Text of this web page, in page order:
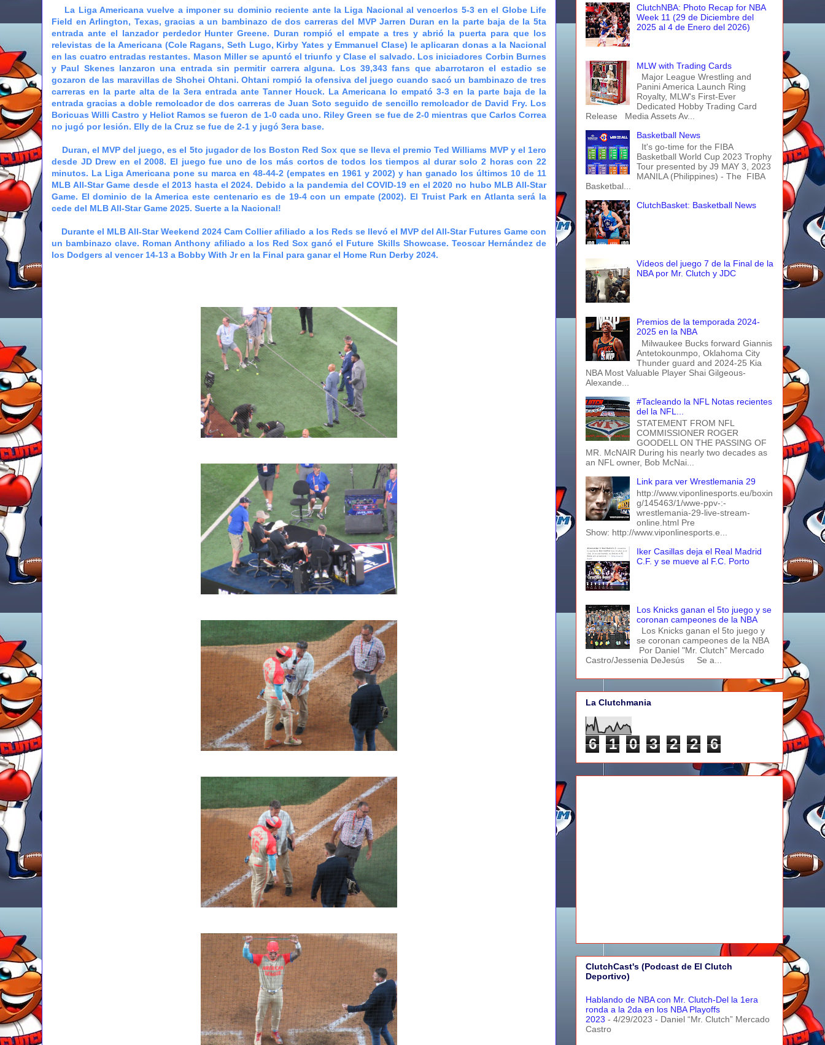
La Liga Americana vuelve a imponer su dominio reciente ante la Liga Nacional al vencerlos 5-3 en el Globe Life
Field en Arlington, Texas, gracias a un bambinazo de dos carreras del MVP Jarren Duran en la parte baja de la 5ta
entrada ante el lanzador perdedor Hunter Greene. Duran rompió el empate a tres y abrió la puerta para que los
relevistas de la Americana (Cole Ragans, Seth Lugo, Kirby Yates y Emmanuel Clase) le aplicaran donas a la Nacional
en las cuatro entradas restantes. Mason Miller se apuntó el triunfo y Clase el salvado. Los iniciadores Corbin Burnes
y Paul Skenes lanzaron una entrada sin permitir carrera alguna. Los 39,343 fans que abarrotaron el estadio se
gozaron de las maravillas de Shohei Ohtani. Ohtani rompió la ofensiva del juego cuando sacó un bambinazo de tres
carreras en la parte alta de la 3era entrada ante Tanner Houck. La Americana lo empató 3-3 en la parte baja de la
entrada gracias a doble remolcador de dos carreras de Juan Soto seguido de sencillo remolcador de David Fry. Los
Boricuas Willi Castro y Heliot Ramos se fueron de 1-0 cada uno. Riley Green se fue de 2-0 mientras que Carlos Correa
no jugó por lesión. Elly de la Cruz se fue de 2-1 y jugó 3era base.
Duran, el MVP del juego, es el 5to jugador de los Boston Red Sox que se lleva el premio Ted Williams MVP y el 1ero
desde JD Drew en el 2008. El juego fue uno de los más cortos de todos los tiempos al durar solo 2 horas con 22
minutos. La Liga Americana pone su marca en 48-44-2 (empates en 1961 y 2002) y han ganado los últimos 10 de 11
MLB All-Star Game desde el 2013 hasta el 2024. Debido a la pandemia del COVID-19 en el 2020 no hubo MLB All-Star
Game. El dominio de la America este centenario es de 19-4 con un empate (2002). El Truist Park en Atlanta será la
cede del MLB All-Star Game 2025. Suerte a la Nacional!
Durante el MLB All-Star Weekend 2024 Cam Collier afiliado a los Reds se llevó el MVP del All-Star Futures Game con
un bambinazo clave. Roman Anthony afiliado a los Red Sox ganó el Future Skills Showcase. Teoscar Hernández de
los Dodgers al vencer 14-13 a Bobby With Jr en la Final para ganar el Home Run Derby 2024.
ClutchNBA: Photo Recap for NBA
Week 11 (29 de Diciembre del
2025 al 4 de Enero del 2026)
MLW with Trading Cards
Major League Wrestling and
Panini America Launch Ring
Royalty, MLW's First-Ever
Dedicated Hobby Trading Card
Release Media Assets Av...
Basketball News
It's go-time for the FIBA
Basketball World Cup 2023 Trophy
Tour presented by J9 MAY 3, 2023
MANILA (Philippines) - The FIBA
Basketbal...
ClutchBasket: Basketball News
Vídeos del juego 7 de la Final de la
NBA por Mr. Clutch y JDC
Premios de la temporada 2024-
2025 en la NBA
Milwaukee Bucks forward Giannis
Antetokounmpo, Oklahoma City
Thunder guard and 2024-25 Kia
NBA Most Valuable Player Shai Gilgeous-
Alexande...
#Tacleando la NFL Notas recientes
del la NFL...
STATEMENT FROM NFL
COMMISSIONER ROGER
GOODELL ON THE PASSING OF
MR. McNAIR During his nearly two decades as
an NFL owner, Bob McNai...
Link para ver Wrestlemania 29
http://www.viponlinesports.eu/boxin
g/145463/1/wwe-ppv-:-
wrestlemania-29-live-stream-
online.html Pre
Show: http://www.viponlinesports.e...
Iker Casillas deja el Real Madrid
C.F. y se mueve al F.C. Porto
Los Knicks ganan el 5to juego y se
coronan campeones de la NBA
Los Knicks ganan el 5to juego y
se coronan campeones de la NBA
Por Daniel "Mr. Clutch" Mercado
Castro/Jessenia DeJesús Se a...
La Clutchmania
6 1 0 3 2 2 6
ClutchCast's (Podcast de El Clutch
Deportivo)
Hablando de NBA con Mr. Clutch-Del la 1era
ronda a la 2da en los NBA Playoffs
2023 - 4/29/2023 - Daniel “Mr. Clutch” Mercado
Castro